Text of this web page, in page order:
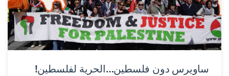
ساويرس دون فلسطين…الحرية لفلسطين!